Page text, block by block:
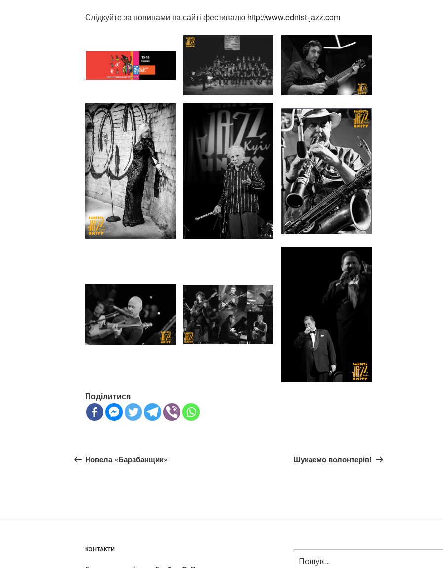
Слідкуйте за новинами на сайті фестивалю http://www.ednist-jazz.com
Поділитися
Навігація
записів
Попередній
Новела «Барабанщик»
Наступний
Шукаємо волонтерів!
КОНТАКТИ
за